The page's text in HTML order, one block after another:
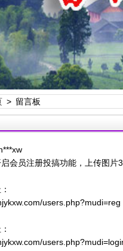
> 留言板
会员注册投搞功能，上传图
users.php?mudi=reg